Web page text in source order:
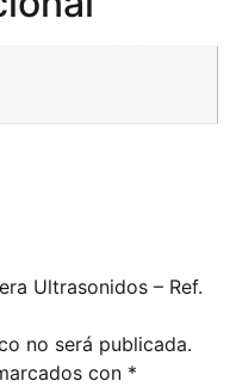
Ultrasonidos – Ref.
no será publicada.
con *